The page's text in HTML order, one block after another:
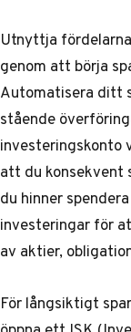
Utnyttja
genom att börja
Automatisera ditt
stående
investeringskonto
att du konsekvent
du hinner
investeringar för
av aktier,
För långsiktigt